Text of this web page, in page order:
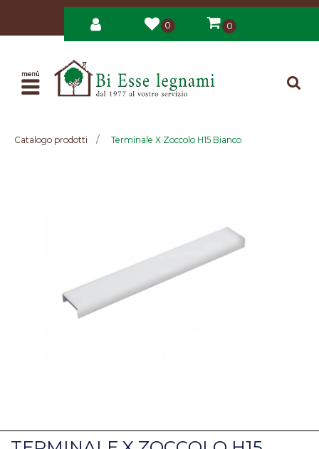
0 0
Open
Catalogo prodotti Terminale X Zoccolo H15 Bianco